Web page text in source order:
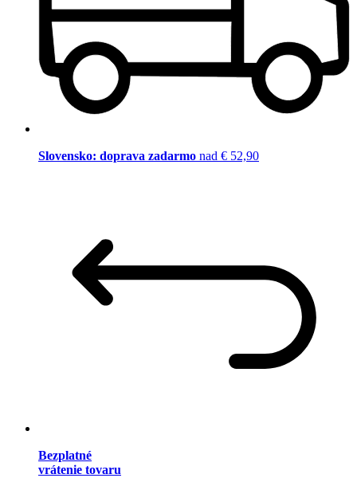
Slovensko: doprava zadarmo nad € 52,90
Bezplatné
vrátenie tovaru